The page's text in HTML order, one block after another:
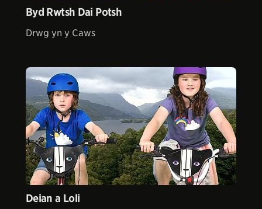
Byd Rwtsh Dai Potsh
Drwg yn y Caws
Deian a Loli